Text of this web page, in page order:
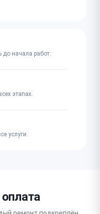
до начала работ.
этапах.
услуги.